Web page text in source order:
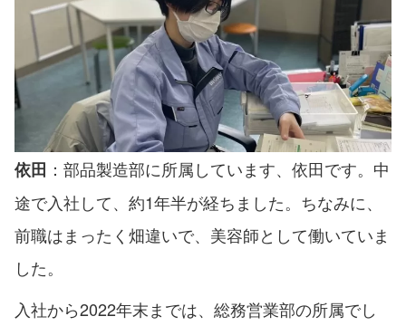
依田 ：部品製造部に所属しています、依田です。中
途で入社して、約1年半が経ちました。ちなみに、
前職はまったく畑違いで、美容師として働いていま
した。
入社から2022年末までは、総務営業部の所属でし